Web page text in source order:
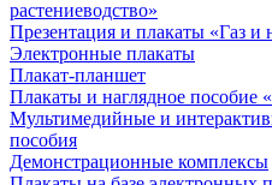
растениеводство»
Презентация и плакаты «Газ и
Электронные плакаты
Плакат-планшет
Плакаты и наглядное пособие
Мультимедийные и
пособия
Демонстрационные комплексы